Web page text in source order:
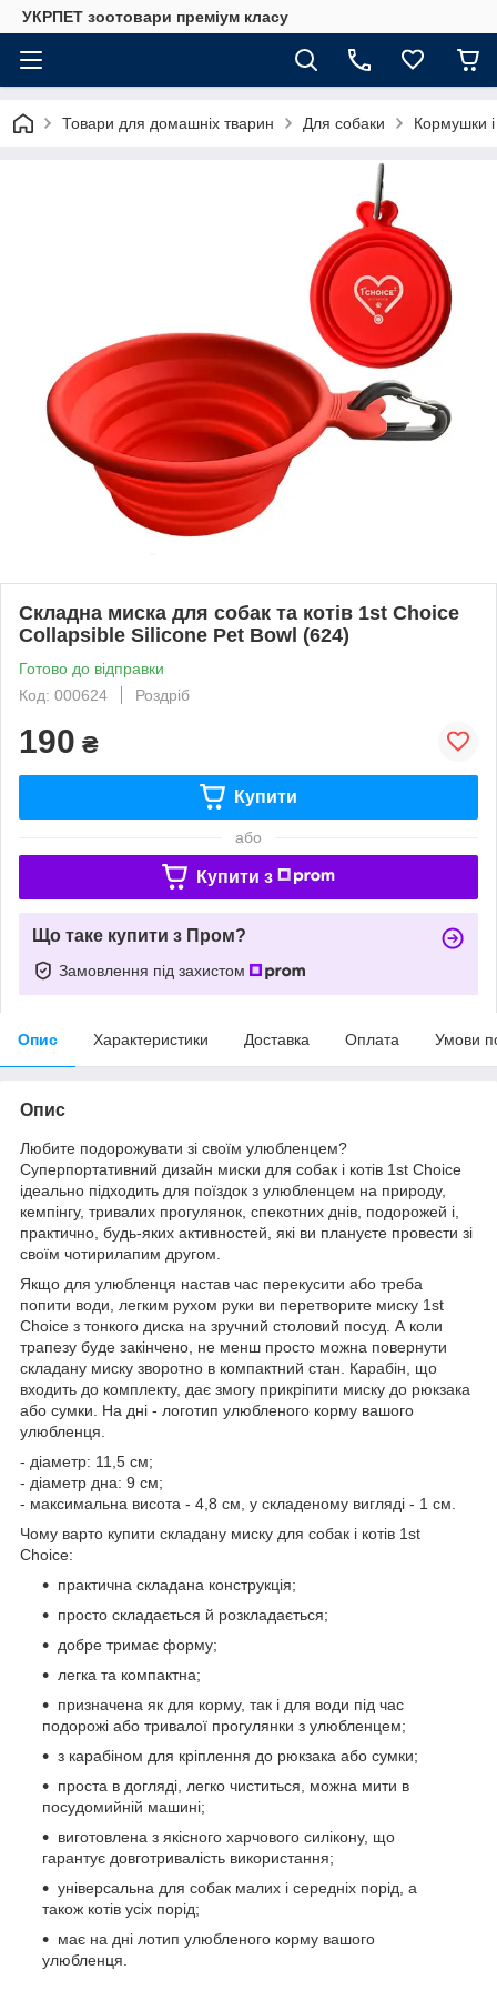
УКРПЕТ зоотовари преміум класу
Товари для домашніх тварин Для собаки Кормушки
Складна миска для собак та котів 1st Choice
Collapsible Silicone Pet Bowl (624)
Готово до відправки
Код: 000624
Роздріб
190 ₴
Купити
або
Купити з
Що таке купити з Пром?
Замовлення під захистом
Опис Характеристики Доставка Оплата Умови
Опис
Любите подорожувати зі своїм улюбленцем?
Суперпортативний дизайн миски для собак і котів 1st Choice
ідеально підходить для поїздок з улюбленцем на природу,
кемпінгу, тривалих прогулянок, спекотних днів, подорожей і,
практично, будь-яких активностей, які ви плануєте провести зі
своїм чотирилапим другом.
Якщо для улюбленця настав час перекусити або треба
попити води, легким рухом руки ви перетворите миску 1st
Choice з тонкого диска на зручний столовий посуд. А коли
трапезу буде закінчено, не менш просто можна повернути
складану миску зворотно в компактний стан. Карабін, що
входить до комплекту, дає змогу прикріпити миску до рюкзака
або сумки. На дні - логотип улюбленого корму вашого
улюбленця.
- діаметр: 11,5 см;
- діаметр дна: 9 см;
- максимальна висота - 4,8 см, у складеному вигляді - 1 см.
Чому варто купити складану миску для собак і котів 1st
Choice:
практична складана конструкція;
просто складається й розкладається;
добре тримає форму;
легка та компактна;
призначена як для корму, так і для води під час
подорожі або тривалої прогулянки з улюбленцем;
з карабіном для кріплення до рюкзака або сумки;
проста в догляді, легко чиститься, можна мити в
посудомийній машині;
виготовлена з якісного харчового силікону, що
гарантує довготривалість використання;
універсальна для собак малих і середніх порід, а
також котів усіх порід;
має на дні лотип улюбленого корму вашого
улюбленця.